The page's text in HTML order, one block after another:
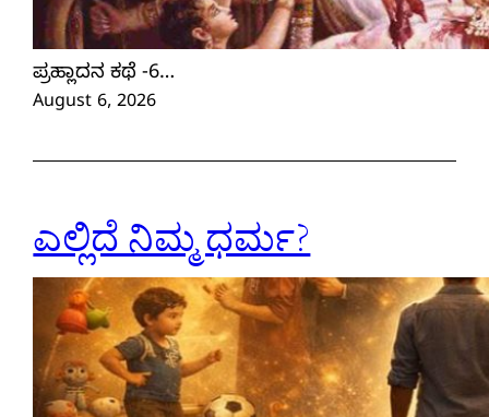
ಪ್ರಹ್ಲಾದನ ಕಥೆ -6…
August 6, 2026
ಎಲ್ಲಿದೆ ನಿಮ್ಮ ಧರ್ಮ?